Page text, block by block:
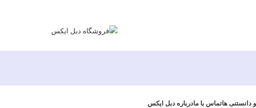
دانستنی هاتماس با مادرباره دبل ایکس